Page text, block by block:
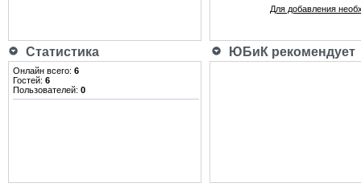
Для добавления
Статистика ЮБиК рекомендует
Онлайн всего: 6
Гостей: 6
Пользователей: 0